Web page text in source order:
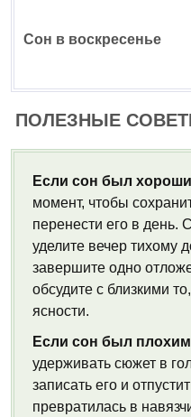
Сон в воскресенье
ПОЛЕЗНЫЕ
Если сон был
момент, чтобы
перенести его в день.
уделите вечер тихому
завершите одно
обсудите с близкими
ясности.
Если сон был
удерживать сюжет в
записать его и
превратилась в